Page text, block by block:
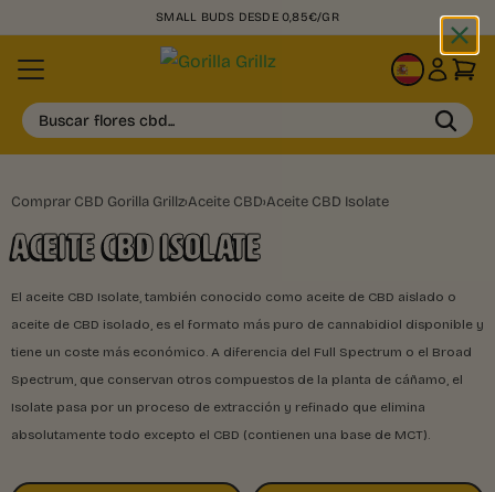
SMALL BUDS DESDE 0,85€/GR
ES
Buscar flores cbd...
Comprar CBD Gorilla Grillz›Aceite CBD›Aceite CBD Isolate
ACEITE CBD ISOLATE
El aceite CBD Isolate, también conocido como aceite de CBD aislado o
aceite de CBD isolado, es el formato más puro de cannabidiol disponible y
tiene un coste más económico. A diferencia del Full Spectrum o el Broad
Spectrum, que conservan otros compuestos de la planta de cáñamo, el
Isolate pasa por un proceso de extracción y refinado que elimina
absolutamente todo excepto el CBD (contienen una base de MCT).